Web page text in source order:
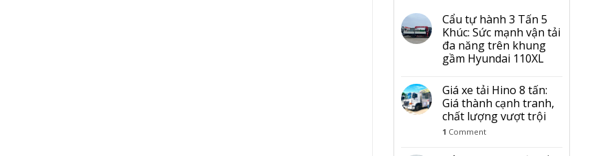
Cẩu tự hành 3 Tấn 5
Khúc: Sức mạnh vận tải
đa năng trên khung
gầm Hyundai 110XL
Giá xe tải Hino 8 tấn:
Giá thành cạnh tranh,
chất lượng vượt trội
1 Comment